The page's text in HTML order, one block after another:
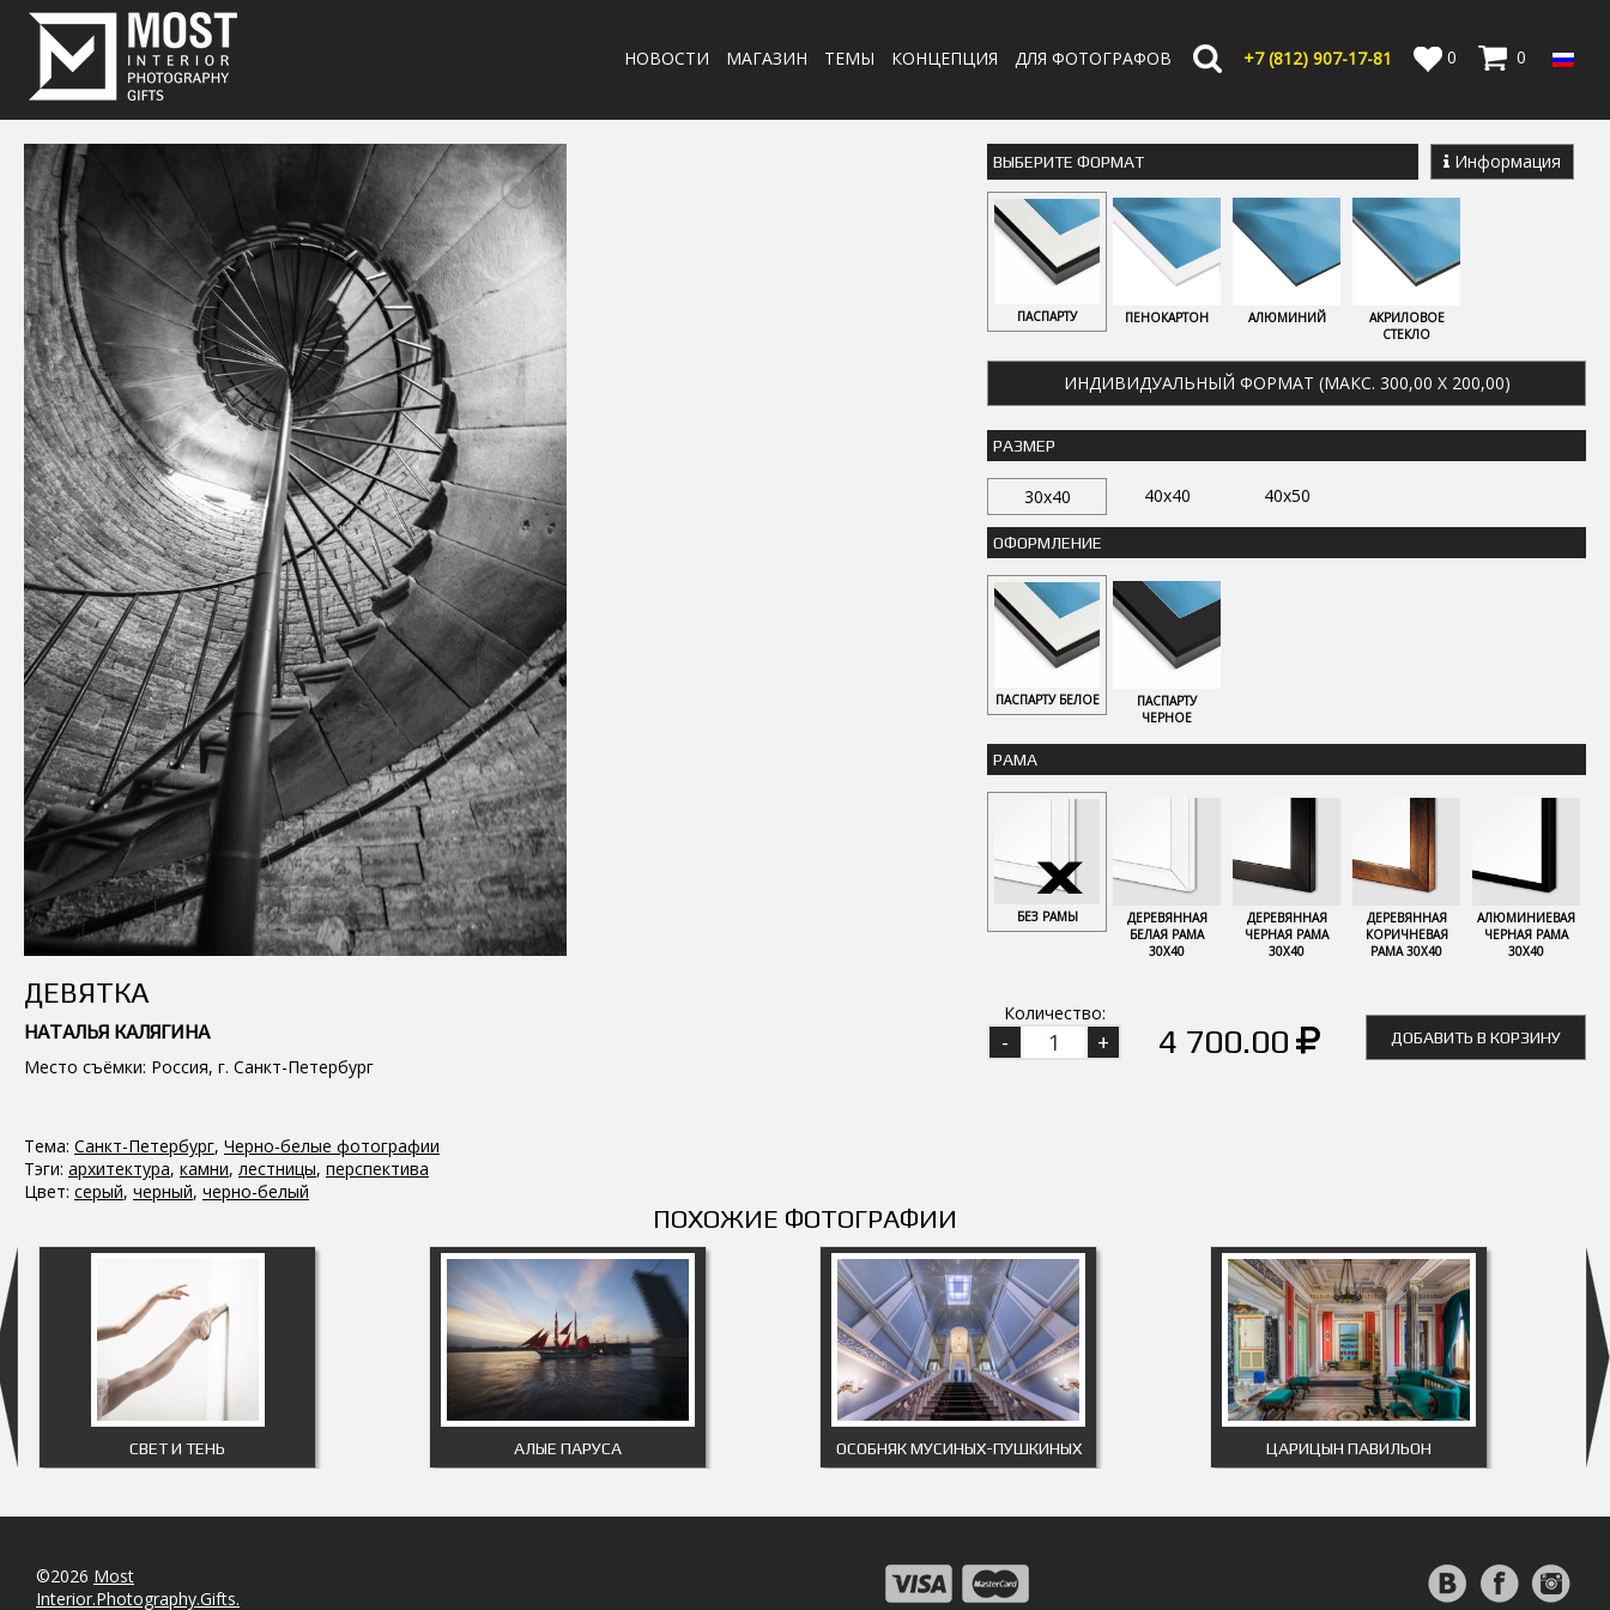
НОВОСТИ МАГАЗИН ТЕМЫ КОНЦЕПЦИЯ ДЛЯ ФОТОГРАФОВ +7 (812) 907-17-81 0 0
ДЕВЯТКА
НАТАЛЬЯ КАЛЯГИНА
Место съёмки: Россия, г. Санкт-Петербург
Тема: Санкт-Петербург, Черно-белые фотографии
Тэги: архитектура, камни, лестницы, перспектива
Цвет: серый, черный, черно-белый
ВЫБЕРИТЕ ФОРМАТ Информация
ПАСПАРТУ ПЕНОКАРТОН АЛЮМИНИЙ
АКРИЛОВОЕ
СТЕКЛО
ИНДИВИДУАЛЬНЫЙ ФОРМАТ (МАКС. 300,00 X 200,00)
РАЗМЕР
30x40 40x40 40x50
ОФОРМЛЕНИЕ
ПАСПАРТУ БЕЛОЕ
ПАСПАРТУ
ЧЕРНОЕ
РАМА
БЕЗ РАМЫ
ДЕРЕВЯННАЯ
БЕЛАЯ РАМА
30Х40
ДЕРЕВЯННАЯ
ЧЕРНАЯ РАМА
30Х40
ДЕРЕВЯННАЯ
КОРИЧНЕВАЯ
РАМА 30Х40
АЛЮМИНИЕВАЯ
ЧЕРНАЯ РАМА
30Х40
Количество:
4 700.00 ДОБАВИТЬ В КОРЗИНУ
ПОХОЖИЕ ФОТОГРАФИИ
СВЕТ И ТЕНЬ АЛЫЕ ПАРУСА ОСОБНЯК МУСИНЫХ-ПУШКИНЫХ ЦАРИЦЫН ПАВИЛЬОН
©2026 Most
Interior.Photography.Gifts.